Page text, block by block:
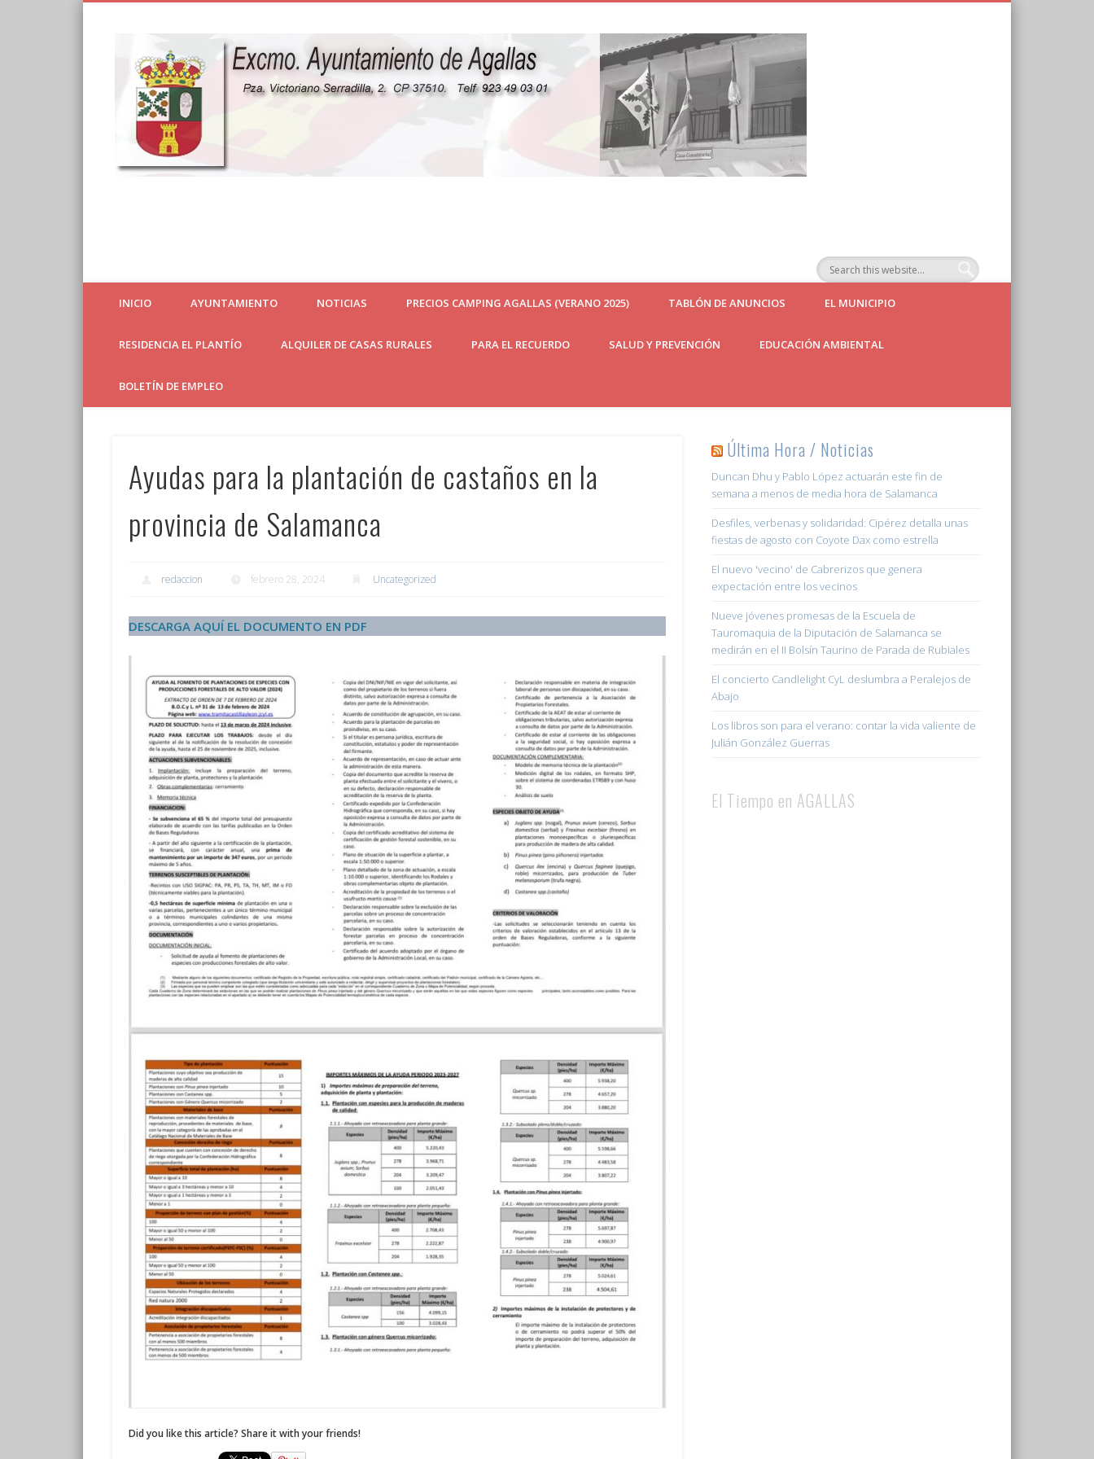
Ayuntamiento de
Agallas
Web Oficial
INICIO AYUNTAMIENTO NOTICIAS PRECIOS CAMPING AGALLAS (VERANO 2025) TABLÓN DE ANUNCIOS EL MUNICIPIO
RESIDENCIA EL PLANTÍO ALQUILER DE CASAS RURALES PARA EL RECUERDO SALUD Y PREVENCIÓN EDUCACIÓN AMBIENTAL
BOLETÍN DE EMPLEO
Ayudas para la plantación de castaños en la
provincia de Salamanca
redaccion febrero 28, 2024 Uncategorized
DESCARGA AQUÍ EL DOCUMENTO EN PDF
Did you like this article? Share it with your friends!
Última Hora / Noticias
Duncan Dhu y Pablo López actuarán este fin de
semana a menos de media hora de Salamanca
Desfiles, verbenas y solidaridad: Cipérez detalla unas
fiestas de agosto con Coyote Dax como estrella
El nuevo 'vecino' de Cabrerizos que genera
expectación entre los vecinos
Nueve jóvenes promesas de la Escuela de
Tauromaquia de la Diputación de Salamanca se
medirán en el II Bolsín Taurino de Parada de Rubiales
El concierto Candlelight CyL deslumbra a Peralejos de
Abajo
Los libros son para el verano: contar la vida valiente de
Julián González Guerras
El Tiempo en AGALLAS